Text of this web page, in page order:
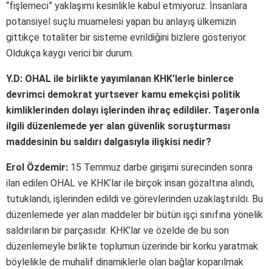
“fişlemeci” yaklaşımı kesinlikle kabul etmiyoruz. İnsanlara
potansiyel suçlu muamelesi yapan bu anlayış ülkemizin
gittikçe totaliter bir sisteme evrildiğini bizlere gösteriyor.
Oldukça kaygı verici bir durum.
Y.D: OHAL ile birlikte yayımlanan KHK’lerle binlerce
devrimci demokrat yurtsever kamu emekçisi politik
kimliklerinden dolayı işlerinden ihraç edildiler. Taşeronla
ilgili düzenlemede yer alan güvenlik soruşturması
maddesinin bu saldırı dalgasıyla ilişkisi nedir?
Erol Özdemir: 15 Temmuz darbe girişimi sürecinden sonra
ilan edilen OHAL ve KHK’lar ile birçok insan gözaltına alındı,
tutuklandı, işlerinden edildi ve görevlerinden uzaklaştırıldı. Bu
düzenlemede yer alan maddeler bir bütün işçi sınıfına yönelik
saldırıların bir parçasıdır. KHK’lar ve özelde de bu son
düzenlemeyle birlikte toplumun üzerinde bir korku yaratmak
böylelikle de muhalif dinamiklerle olan bağlar koparılmak